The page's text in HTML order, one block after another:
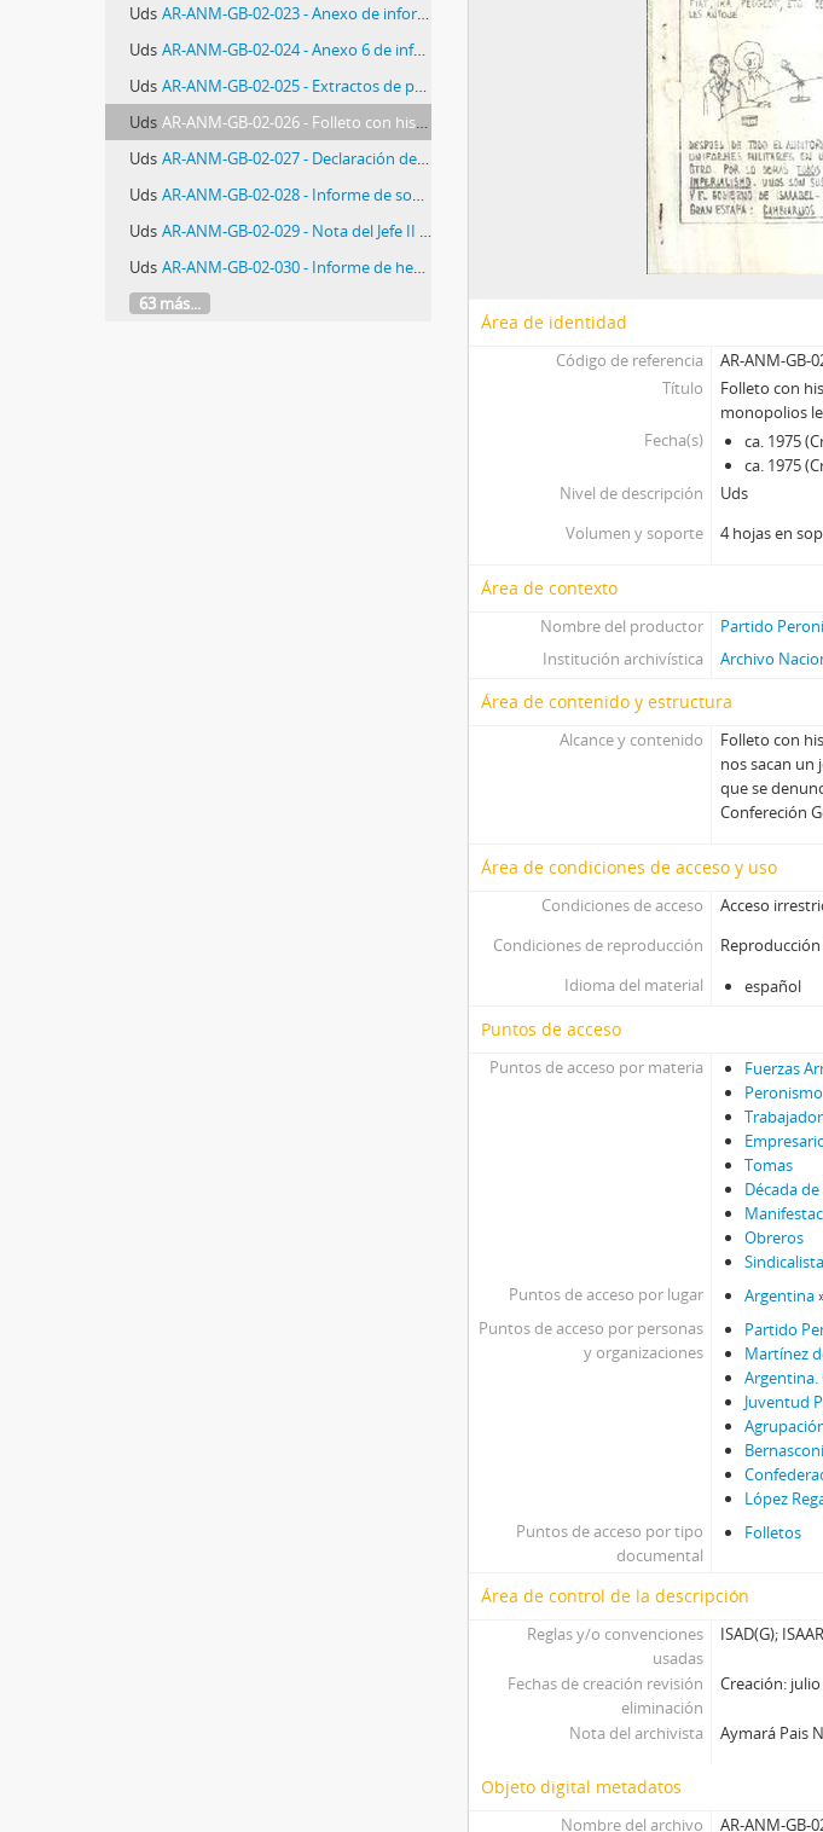
Uds AR-ANM-GB-02-023 - Anexo de informe o parte de inteligencia con publicación Nueva Voz: Chile La Libertad asesinada
Uds AR-ANM-GB-02-024 - Anexo 6 de informe o parte de inteligencia con Boletín Correo de la Paz. Nro. 11
Uds AR-ANM-GB-02-025 - Extractos de publicación de la editorial Abeledo-Perrot
Uds AR-ANM-GB-02-026 - Folleto con historieta "A nosotros nos sacan un jornal por mes, a los monopolios les liberan los precios"
Uds AR-ANM-GB-02-027 - Declaración del testigo soldado clase 1953 Hugo Soriani
Uds AR-ANM-GB-02-028 - Informe de sobre la Campaña de acción psicológica del Ejército Revolucionario del Pueblo
Uds AR-ANM-GB-02-029 - Nota del Jefe II de Inteligencia del Estado Mayor General del Ejército al Comandante del I Cuerpo de Ejército
Uds AR-ANM-GB-02-030 - Informe de hechos delictivos con panfleto de la Juventud Guevarista
63 más...
Área de identidad
Código de referencia
AR-ANM-GB-
Título
Folleto con
monopolios
Fecha(s)
ca. 1975
ca. 1975
Nivel de descripción
Uds
Volumen y soporte
4 hojas en
Área de contexto
Nombre del productor
Partido
Institución archivística
Archivo
Área de contenido y estructura
Alcance y contenido
Folleto con
nos sacan un
que se
Confereción
Área de condiciones de acceso y uso
Condiciones de acceso
Acceso
Condiciones de reproducción
Idioma del material
español
Puntos de acceso
Puntos de acceso por materia
Fuerzas
Peronismo
Tomas
Década
Obreros
Puntos de acceso por lugar
Argentina
Puntos de acceso por personas
y organizaciones
Partido
Martínez
Argentina.
Juventud
López
Puntos de acceso por tipo
documental
Folletos
Área de control de la descripción
Reglas y/o convenciones
usadas
ISAD(G); ISAAR
Fechas de creación revisión
eliminación
Creación:
Nota del archivista Aymará Pais
Objeto digital metadatos
Nombre del archivo AR-ANM-GB-